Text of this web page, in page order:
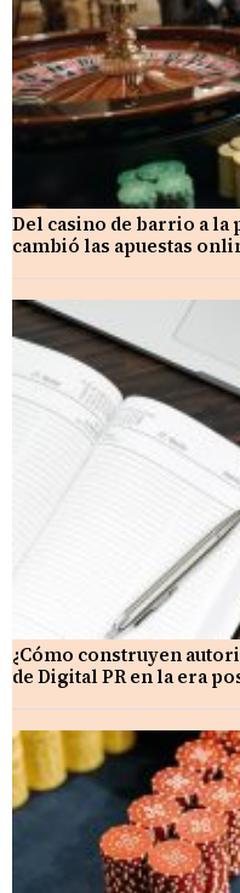
Del casino de barrio a la
cambió las apuestas
¿Cómo construyen
de Digital PR en la era